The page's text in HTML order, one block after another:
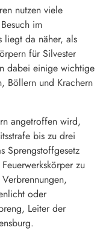
nutzen viele
im
liegt da näher, als
für Silvester
dabei einige wichtige
Böllern und Krachern
angetroffen wird,
bis zu drei
Sprengstoffgesetz
zu
oder
Leiter der